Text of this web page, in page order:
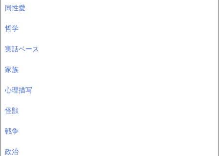
同性愛
哲学
実話ベース
家族
心理描写
怪獣
戦争
政治